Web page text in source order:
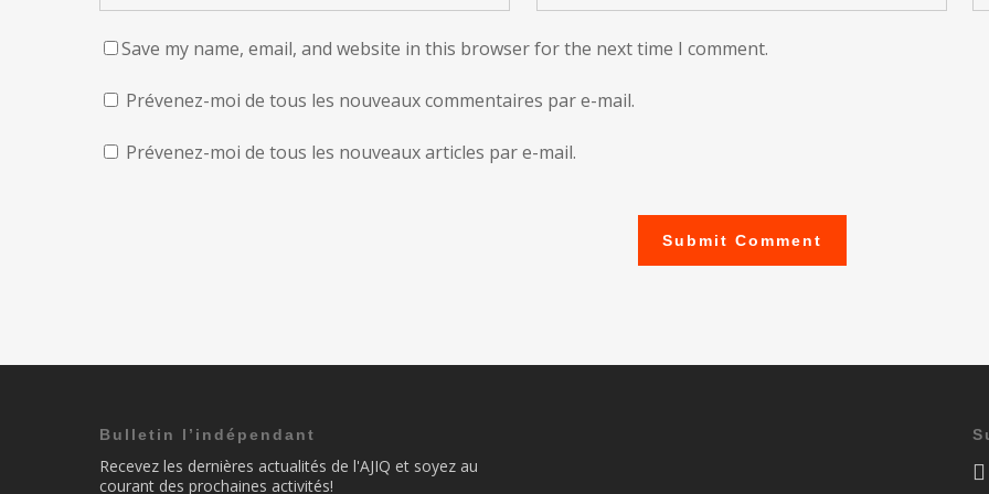
Save my name, email, and website in this browser for the next time I comment.
Prévenez-moi de tous les nouveaux commentaires par e-mail.
Prévenez-moi de tous les nouveaux articles par e-mail.
Bulletin l’indépendant
Recevez les dernières actualités de l'AJIQ et soyez au
courant des prochaines activités!